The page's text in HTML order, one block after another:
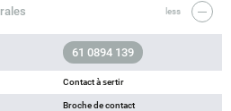
less
61 0894 139
Contact à sertir
Broche de contact